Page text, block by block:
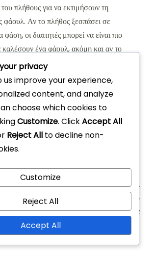
του πλήθους για να εκτιμήσουν τη
φάουλ. Αν το πλήθος ξεσπάσει σε
οι διαιτητές μπορεί να είναι πιο
καλέσουν ένα φάουλ, ακόμη και αν το
οριακό. Αυτό μπορεί να οδηγήσει σε
ενισχύοντας περαιτέρω τις
παικτών και προπονητών.
Παιχνίδι 21: Τύποι
παραβάσεων, Ταξίδι, Διπλό
ντρίμπλα
privacy
us improve your experience,
content, and analyze
choose which cookies to
Customize. ClickAccept All
Reject All to decline non-
Customize
Reject All
Accept All